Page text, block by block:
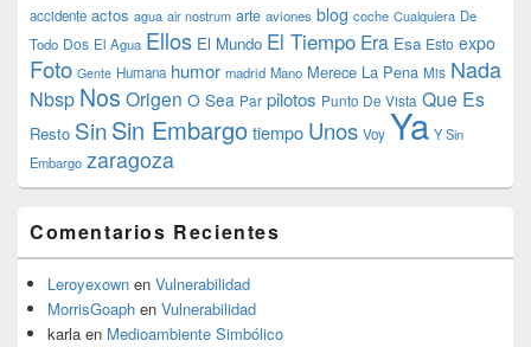
accidente actos agua air nostrum arte aviones blog coche Cualquiera De
Todo Dos El Agua Ellos El Mundo El Tiempo Era Esa Esto expo
Foto Gente Humana humor madrid Mano Merece La Pena Mis Nada
Nbsp Nos Origen O Sea Par pilotos Punto De Vista Que Es
Resto SinSin Embargotiempo Unos Voy Ya Y Sin
Embargo zaragoza
Comentarios Recientes
Leroyexown en Vulnerabilidad
MorrisGoaph en Vulnerabilidad
karla en Medioambiente Simbólico